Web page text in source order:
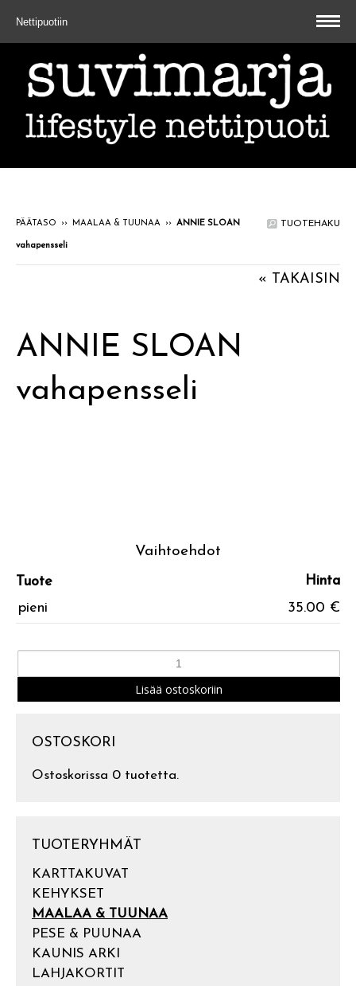
Nettipuotiin
TUOTEHAKU
PÄÄTASO ›› MAALAA & TUUNAA ›› ANNIE SLOAN
vahapensseli
« TAKAISIN
ANNIE SLOAN
vahapensseli
Vaihtoehdot
Tuote
Hinta
pieni
35.00 €
OSTOSKORI
Ostoskorissa 0 tuotetta.
TUOTERYHMÄT
KARTTAKUVAT
KEHYKSET
MAALAA & TUUNAA
PESE & PUUNAA
KAUNIS ARKI
LAHJAKORTIT